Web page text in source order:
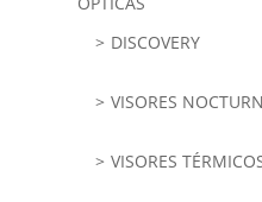
DISCOVERY
VISORES
VISORES